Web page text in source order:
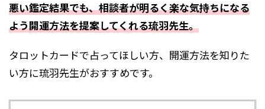
悪い鑑定結果でも、相談者が明るく楽な気持ちになる
よう開運方法を提案してくれる琉羽先生。
タロットカードで占ってほしい方、開運方法を知りた
い方に琉羽先生がおすすめです。